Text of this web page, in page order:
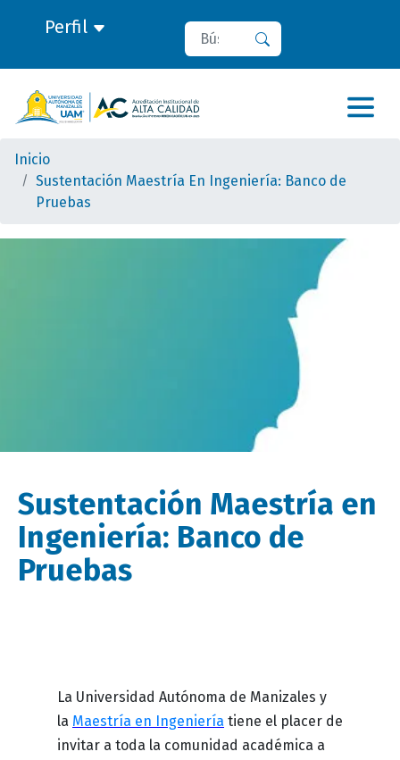
Perfil Buscar
Inicio
Sustentación Maestría En Ingeniería: Banco de
Pruebas
Sustentación Maestría en
Ingeniería: Banco de
Pruebas
Descripción
evento
La Universidad Autónoma de Manizales y
la Maestría en Ingeniería tiene el placer de
invitar a toda la comunidad académica a